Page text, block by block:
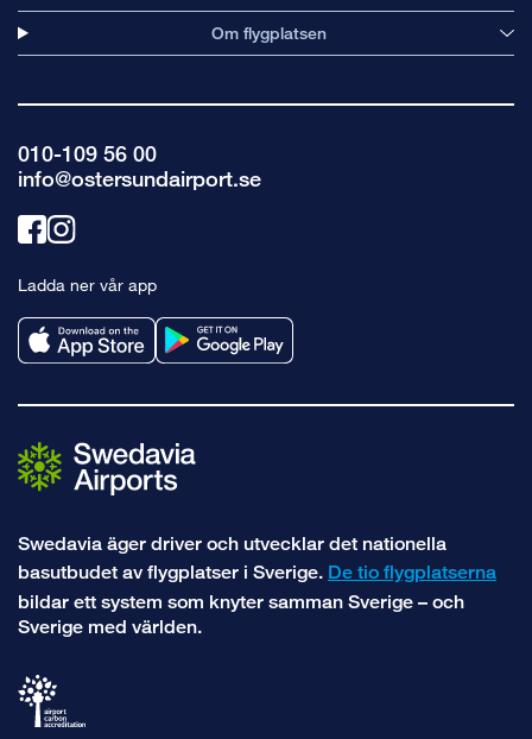
Om flygplatsen
010-109 56 00
info@ostersundairport.se
Länk
facebook
Länk
instagram
Ladda ner vår app
Swedavia äger driver och utvecklar det nationella
basutbudet av flygplatser i Sverige. De tio flygplatserna
bildar ett system som knyter samman Sverige – och
Sverige med världen.